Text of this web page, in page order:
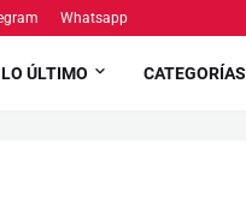
Whatsapp
LO ÚLTIMO CATEGORÍAS